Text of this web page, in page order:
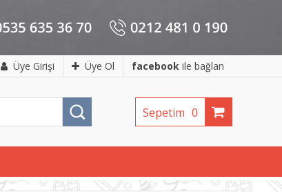
Üye Girişi Üye Ol facebook ile bağlan
Sepetim 0